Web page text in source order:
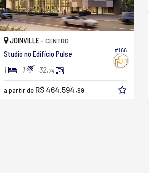
#166
JOINVILLE - CENTRO
Studio no Edifício Pulse
1 1 32,74
a partir de R$ 464.594,99